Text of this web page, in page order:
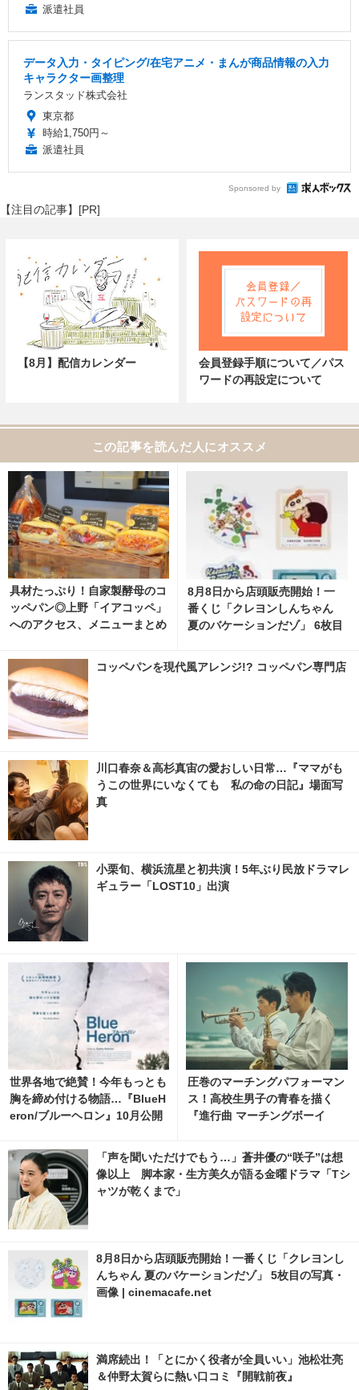
派遣社員
データ入力・タイピング/在宅アニメ・まんが商品情報の入力
キャラクター画整理
ランスタッド株式会社
東京都
時給1,750円～
派遣社員
Sponsored by
【注目の記事】[PR]
【8月】配信カレンダー
会員登録手順について／パス
ワードの再設定について
この記事を読んだ人にオススメ
具材たっぷり！自家製酵母のコ
ッペパン◎上野「イアコッペ」
へのアクセス、メニューまとめ
8月8日から店頭販売開始！一
番くじ「クレヨンしんちゃん
夏のバケーションだゾ」 6枚目
t
コッペパンを現代風アレンジ!? コッペパン専門店
川口春奈＆高杉真宙の愛おしい日常…『ママがも
うこの世界にいなくても 私の命の日記』場面写
真
小栗旬、横浜流星と初共演！5年ぶり民放ドラマレ
ギュラー「LOST10」出演
世界各地で絶賛！今年もっとも
胸を締め付ける物語…『BlueH
eron/ブルーヘロン』10月公開
圧巻のマーチングパフォーマン
ス！高校生男子の青春を描く
『進行曲 マーチングボーイ
「声を聞いただけでもう…」蒼井優の“咲子”は想
像以上 脚本家・生方美久が語る金曜ドラマ「Tシ
ャツが乾くまで」
8月8日から店頭販売開始！一番くじ「クレヨンし
んちゃん 夏のバケーションだゾ」 5枚目の写真・
画像 | cinemacafe.net
満席続出！「とにかく役者が全員いい」池松壮亮
＆仲野太賀らに熱い口コミ『開戦前夜』